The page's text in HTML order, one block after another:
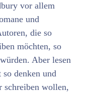
vor allem
und
die so
möchten, so
Aber lesen
denken und
schreiben wollen,